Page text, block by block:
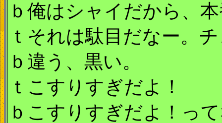
ｂ俺はシャイだから、
ｔそれは駄目だなー。
ｂ違う、黒い。
ｔこすりすぎだよ！
ｂこすりすぎだよ！っ